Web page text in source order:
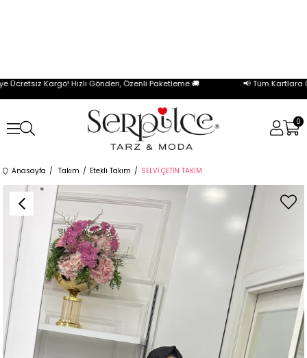
Kargo! Hızlı Gönderi, Özenli Paketleme 🚚 📢 Tüm Kartlara
0
Anasayfa Takım Etekli Takım SELVİ ÇETİN TAKIM